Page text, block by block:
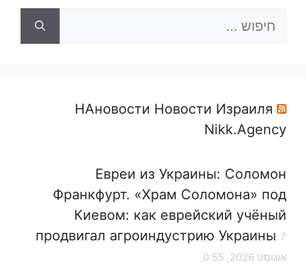
НАновости Новости Израиля
Nikk.Agency
Евреи из Украины: Соломон
Франкфурт. «Храм Соломона» под
Киевом: как еврейский учёный
продвигал агроиндустрию Украины 7
אוגוסט 2026, 0:55,